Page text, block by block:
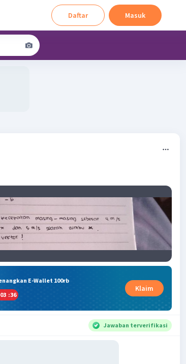
Daftar Masuk
E-Wallet 100rb
03 :36
Klaim
Jawaban terverifikasi